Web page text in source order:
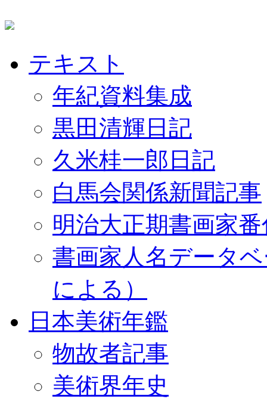
テキスト
年紀資料集成
黒田清輝日記
久米桂一郎日記
白馬会関係新聞記事
明治大正期書画家
書画家人名データ
による）
日本美術年鑑
物故者記事
美術界年史